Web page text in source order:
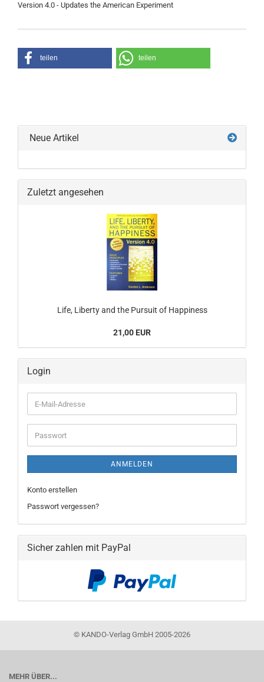
Version 4.0 - Updates the American Experiment
teilen teilen
Neue Artikel
Zuletzt angesehen
Life, Liberty and the Pursuit of Happiness
21,00 EUR
Login
E-
Mail-
Adresse
Passwort
ANMELDEN
Konto erstellen
Passwort vergessen?
Sicher zahlen mit PayPal
© KANDO-Verlag GmbH 2005-2026
MEHR ÜBER...